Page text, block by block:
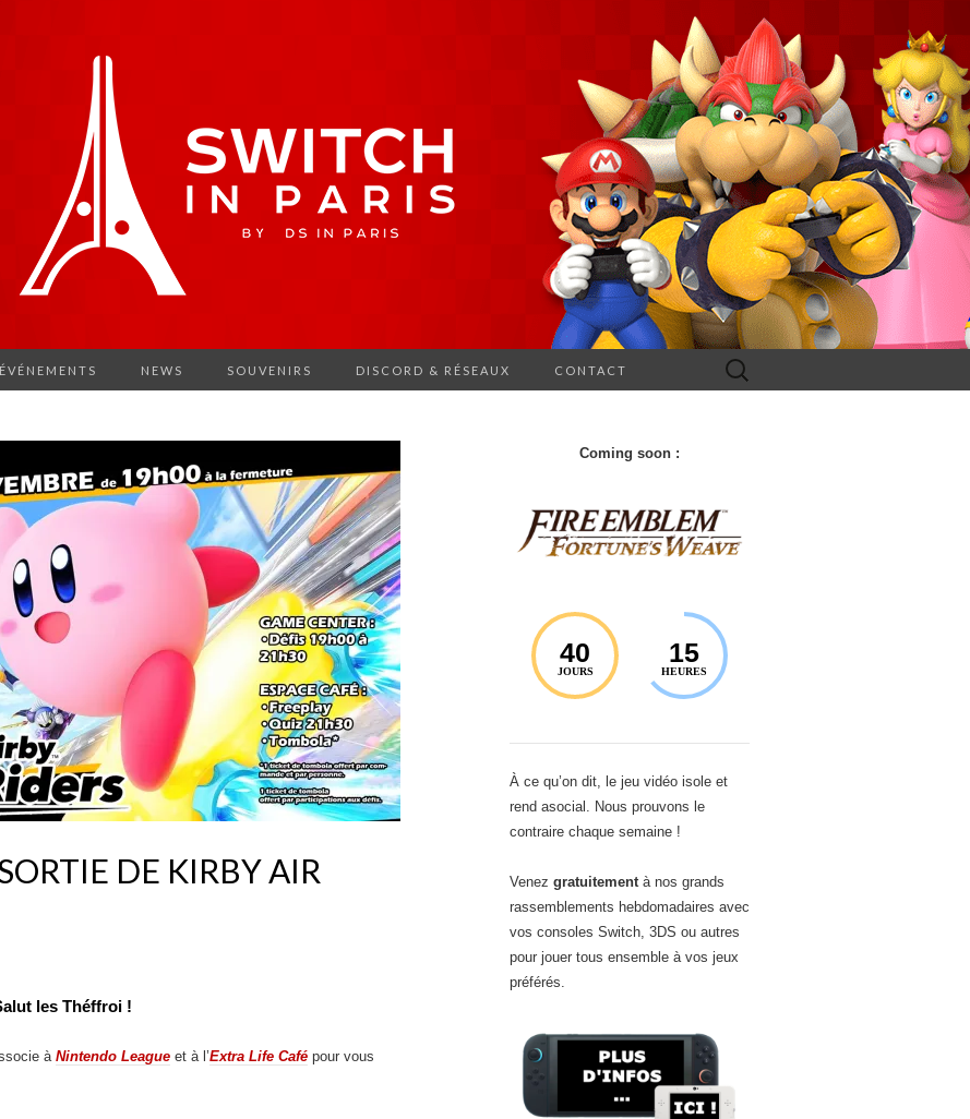
ÉVÉNEMENTS NEWS SOUVENIRS DISCORD & RÉSEAUX CONTACT Rechercher :
DE KIRBY AIR
les Théffroi !
à Nintendo League et à l’Extra Life Café pour vous
Coming soon :
40
JOURS
15
HEURES
À ce qu’on dit, le jeu vidéo isole et
rend asocial. Nous prouvons le
contraire chaque semaine !
Venez gratuitementà nos grands
rassemblements hebdomadaires avec
vos consoles Switch, 3DS ou autres
pour jouer tous ensemble à vos jeux
préférés.